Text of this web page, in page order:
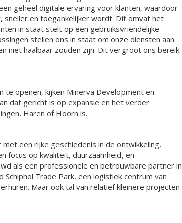
geheel digitale ervaring voor klanten, waardoor
sneller en toegankelijker wordt. Dit omvat het
in staat stelt op een gebruiksvriendelijke
stellen ons in staat om onze diensten aan
niet haalbaar zouden zijn. Dit vergroot ons bereik
openen, kijken Minerva Development en
dat gericht is op expansie en het verder
Haren of Hoorn is.
een rijke geschiedenis in de ontwikkeling,
focus op kwaliteit, duurzaamheid, en
als een professionele en betrouwbare partner in
Trade Park, een logistiek centrum van
Maar ook tal van relatief kleinere projecten